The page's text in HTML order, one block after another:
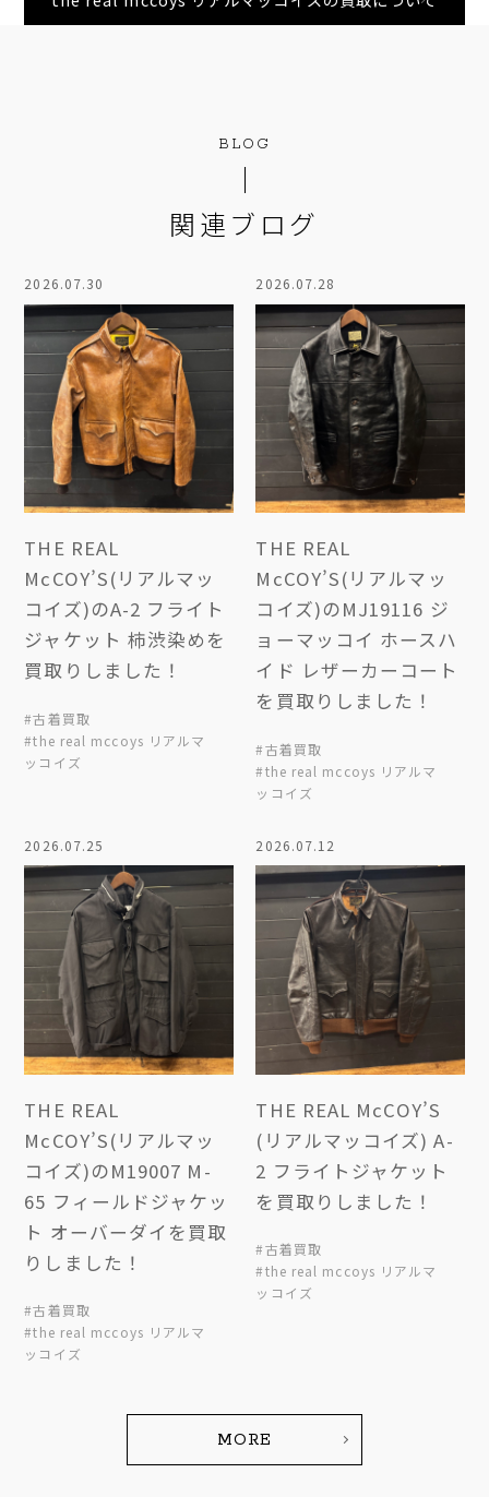
BLOG
関連ブログ
2026.07.30
THE REAL
McCOY’S(リアルマッ
コイズ)のA-2 フライト
ジャケット 柿渋染めを
買取りしました！
#古着買取
#the real mccoys リアルマ
ッコイズ
2026.07.28
THE REAL
McCOY’S(リアルマッ
コイズ)のMJ19116 ジ
ョーマッコイ ホースハ
イド レザーカーコート
を買取りしました！
#古着買取
#the real mccoys リアルマ
ッコイズ
2026.07.25
THE REAL
McCOY’S(リアルマッ
コイズ)のM19007 M-
65 フィールドジャケッ
ト オーバーダイを買取
りしました！
#古着買取
#the real mccoys リアルマ
ッコイズ
2026.07.12
THE REAL McCOY’S
(リアルマッコイズ) A-
2 フライトジャケット
を買取りしました！
#古着買取
#the real mccoys リアルマ
ッコイズ
MORE